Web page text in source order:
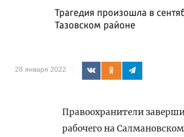
Трагедия произошла в
Тазовском районе
28 января 2022
Правоохранители
рабочего на